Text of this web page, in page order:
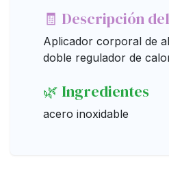
🧾 Descripción
Aplicador corporal de
doble regulador de
🌿 Ingredientes
acero inoxidable